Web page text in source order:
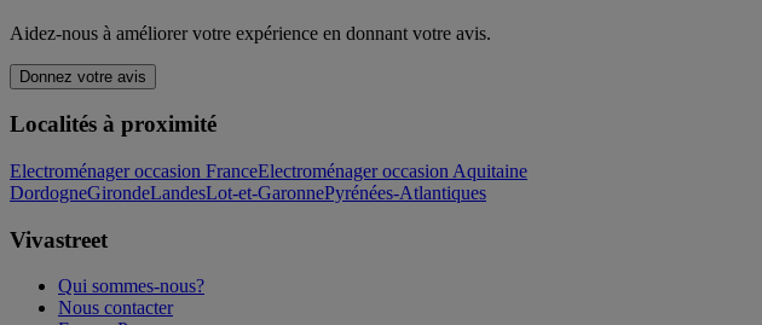
Aidez-nous à améliorer votre expérience en donnant votre avis.
Donnez votre avis
Localités à proximité
Electroménager occasion FranceElectroménager occasion Aquitaine
DordogneGirondeLandesLot-et-GaronnePyrénées-Atlantiques
Vivastreet
Qui sommes-nous?
Nous contacter